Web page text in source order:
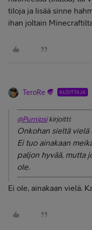
tiloja ja lisää sinne
ihan joltain
TeroRe ALOITTAJA
@Purnipsikirjoitti:
Onkohan sieltä vielä
Ei tuo ainakaan
paljon hyvää, mutta
ole.
Ei ole, ainakaan vielä.